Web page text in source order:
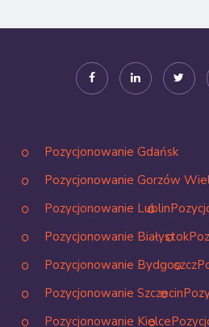
Pozycjonowanie Gdańsk
Pozycjonowanie Gorzów
Pozycjonowanie Lublin
Pozycjonowanie Białystok
Pozycjonowanie Bydgoszcz
Pozycjonowanie Szczecin
Pozycjonowanie Kielce